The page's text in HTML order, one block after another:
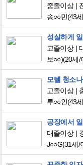
중졸이상
송○○민(43
성실하게
고졸이상
보○○)(20세/
고졸이상
루○○인(43
대졸이상
J○○G(31세/